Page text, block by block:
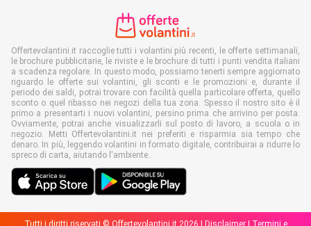
Offertevolantini.it raccoglie tutti i volantini più recenti, le offerte settimanali,
le brochure pubblicitarie, le riviste e le brochure di tutti i punti vendita italiani
a scadenza regolare. In questo modo, possiamo tenerti sempre aggiornato
riguardo le offerte sui volantini, gli sconti e le promozioni e, durante il
periodo dei saldi, potrai trovare con facilità quella particolare offerta, quello
sconto o quel ribasso nei negozi della tua zona. Spesso il nostro sito è il
primo a presentarti i nuovi volantini, persino prima che arrivino per posta.
Ovviamente, potrai anche visualizzarli sul posto di lavoro, a scuola o in
negozio. Metti Offertevolantini.it nei preferiti e risparmia sia tempo che
denaro. In più, leggendo volantini in formato digitale, contribuirai a ridurre lo
spreco di carta, aiutando l'ambiente.
Tutti i diritti riservati © Offertevolantini.it 2026 | Disclaimer| Termini e